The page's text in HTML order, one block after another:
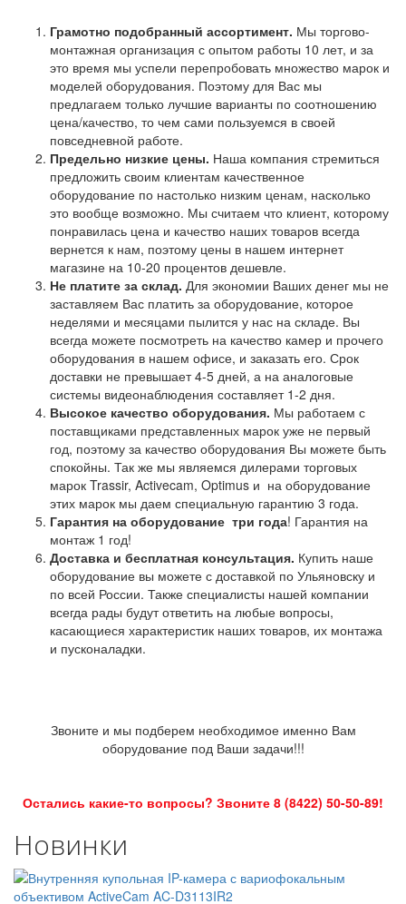
Грамотно подобранный ассортимент. Мы торгово-
монтажная организация с опытом работы 10 лет, и за
это время мы успели перепробовать множество марок и
моделей оборудования. Поэтому для Вас мы
предлагаем только лучшие варианты по соотношению
цена/качество, то чем сами пользуемся в своей
повседневной работе.
Предельно низкие цены. Наша компания стремиться
предложить своим клиентам качественное
оборудование по настолько низким ценам, насколько
это вообще возможно. Мы считаем что клиент, которому
понравилась цена и качество наших товаров всегда
вернется к нам, поэтому цены в нашем интернет
магазине на 10-20 процентов дешевле.
Не платите за склад. Для экономии Ваших денег мы не
заставляем Вас платить за оборудование, которое
неделями и месяцами пылится у нас на складе. Вы
всегда можете посмотреть на качество камер и прочего
оборудования в нашем офисе, и заказать его. Срок
доставки не превышает 4-5 дней, а на аналоговые
системы видеонаблюдения составляет 1-2 дня.
Высокое качество оборудования. Мы работаем с
поставщиками представленных марок уже не первый
год, поэтому за качество оборудования Вы можете быть
спокойны. Так же мы являемся дилерами торговых
марок Trassir, Activecam, Optimus и на оборудование
этих марок мы даем специальную гарантию 3 года.
Гарантия на оборудование три года! Гарантия на
монтаж 1 год!
Доставка и бесплатная консультация. Купить наше
оборудование вы можете с доставкой по Ульяновску и
по всей России. Также специалисты нашей компании
всегда рады будут ответить на любые вопросы,
касающиеся характеристик наших товаров, их монтажа
и пусконаладки.
Звоните и мы подберем необходимое именно Вам
оборудование под Ваши задачи!!!
Остались какие-то вопросы? Звоните 8 (8422) 50-50-89!
Новинки